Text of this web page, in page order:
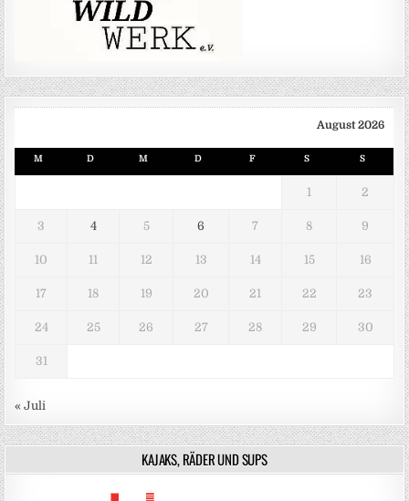
August 2026
M D M D F S S
1 2
3 4 5 6 7 8 9
10 11 12 13 14 15 16
17 18 19 20 21 22 23
24 25 26 27 28 29 30
31
« Juli
KAJAKS, RÄDER UND SUPS